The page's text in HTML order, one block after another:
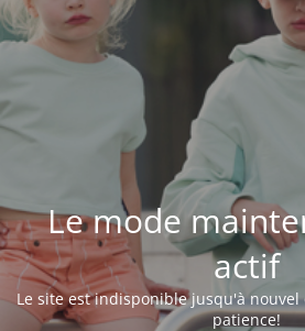
Le mode
actif
Le site est indisponible jusqu'à
patience!